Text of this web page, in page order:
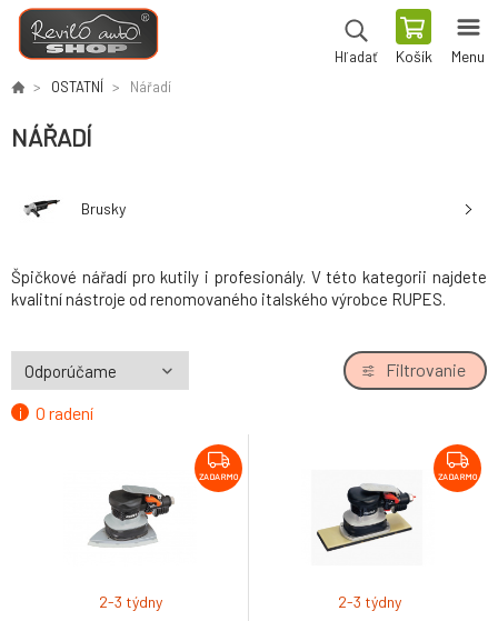
Hľadať Košík Menu
OSTATNÍ Nářadí
NÁŘADÍ
Brusky
Špičkové nářadí pro kutily i profesionály. V této kategorii najdete
kvalitní nástroje od renomovaného italského výrobce RUPES.
O radení
Filtrovanie
ZADARMO
2-3 týdny
ZADARMO
2-3 týdny